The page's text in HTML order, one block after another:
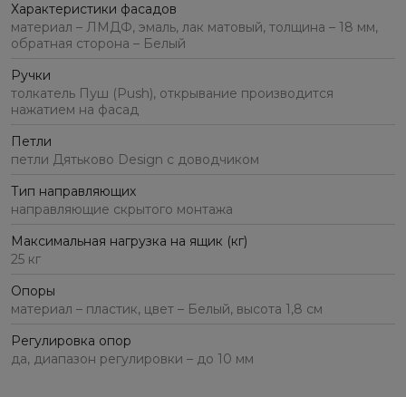
Характеристики фасадов
материал – ЛМДФ, эмаль, лак матовый, толщина – 18 мм,
обратная сторона – Белый
Ручки
толкатель Пуш (Push), открывание производится
нажатием на фасад
Петли
петли Дятьково Design с доводчиком
Тип направляющих
направляющие скрытого монтажа
Максимальная нагрузка на ящик (кг)
25 кг
Опоры
материал – пластик, цвет – Белый, высота 1,8 см
Регулировка опор
да, диапазон регулировки – до 10 мм